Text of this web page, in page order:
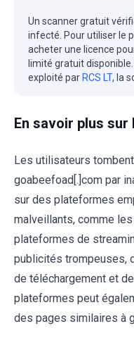
Un scanner gratuit
infecté. Pour utiliser le
acheter une licence
limité gratuit
exploité par RCS LT, la
En savoir plus
Les utilisateurs
goabeefoad[.]com par
sur des plateformes
malveillants, comme
plateformes de
publicités trompeuses,
de téléchargement et
plateformes peut
des pages similaires à